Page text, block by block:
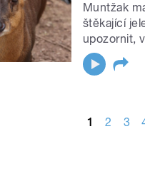
Muntžak
štěkající
upozornit,
1 2 3